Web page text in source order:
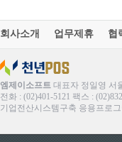
회사소개 업무제휴 협
엠제이소프트 대표자 정일영 서
전화 : (02)401-5121 팩스 :
기업전산시스템구축 응용프로